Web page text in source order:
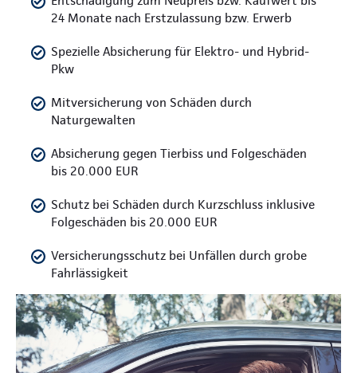
24 Monate nach Erstzulassung bzw. Erwerb
Spezielle Absicherung für Elektro- und Hybrid-
Pkw
Mitversicherung von Schäden durch
Naturgewalten
Absicherung gegen Tierbiss und Folgeschäden
bis 20.000 EUR
Schutz bei Schäden durch Kurzschluss inklusive
Folgeschäden bis 20.000 EUR
Versicherungsschutz bei Unfällen durch grobe
Fahrlässigkeit